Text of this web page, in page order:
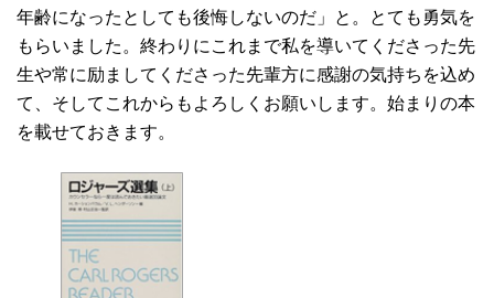
年齢になったとしても後悔しないのだ」と。とても勇気を
もらいました。終わりにこれまで私を導いてくださった先
生や常に励ましてくださった先輩方に感謝の気持ちを込め
て、そしてこれからもよろしくお願いします。始まりの本
を載せておきます。